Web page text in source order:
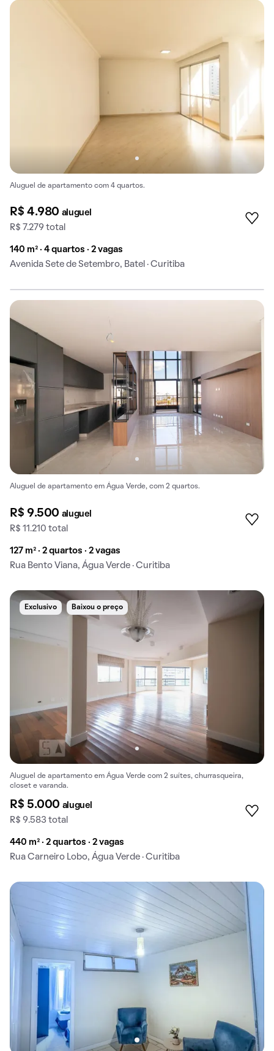
Aluguel de apartamento com 4 quartos.
R$ 4.980 aluguel
R$ 7.279 total
140 m² · 4 quartos · 2 vagas
Avenida Sete de Setembro, Batel · Curitiba
Aluguel de apartamento em Água Verde, com 2 quartos.
R$ 9.500 aluguel
R$ 11.210 total
127 m² · 2 quartos · 2 vagas
Rua Bento Viana, Água Verde · Curitiba
Exclusivo Baixou o preço
Aluguel de apartamento em Água Verde com 2 suítes, churrasqueira,
closet e varanda.
R$ 5.000 aluguel
R$ 9.583 total
440 m² · 2 quartos · 2 vagas
Rua Carneiro Lobo, Água Verde · Curitiba